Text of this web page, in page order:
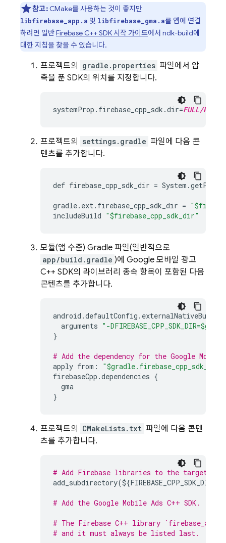
참고:CMake를 사용하는 것이 좋지만
libfirebase_app.a 및 libfirebase_gma.a를 앱에 연결
하려면 일반Firebase C++ SDK 시작 가이드에서 ndk-build에
대한 지침을 찾을 수 있습니다.
프로젝트의 gradle.properties 파일에서 압
축을 푼 SDK의 위치를 지정합니다.
systemProp . firebase_cpp_sdk .dir=FULL/PATH/
프로젝트의 settings.gradle 파일에 다음 콘
텐츠를 추가합니다.
def firebase_cpp_sdk_dir = System .
gradle. ext . firebase_cpp_sdk_dir =
includeBuild "$firebase_cpp_sdk_dir"
모듈(앱 수준) Gradle 파일(일반적으로
app/build.gradle )에 Google 모바일 광고
C++ SDK의 라이브러리 종속 항목이 포함된 다음
콘텐츠를 추가합니다.
android .defaultConfig . externalNativeBuild
arguments "-
}
# Add the dependency for the Google Mobile
apply from :
firebaseCpp .dependencies {
gma
}
프로젝트의 CMakeLists.txt 파일에 다음 콘텐
츠를 추가합니다.
# Add Firebase libraries to the target
add_subdirectory(${FIREBASE_CPP_SDK_DIR
# Add the Google Mobile Ads C++ SDK.
# The Firebase C++ library
# and it must always be listed last.